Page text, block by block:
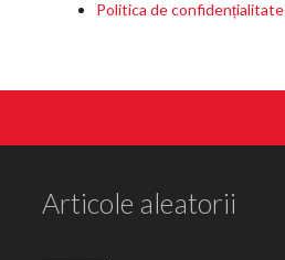
Politica de confidențialitate
Articole aleatorii